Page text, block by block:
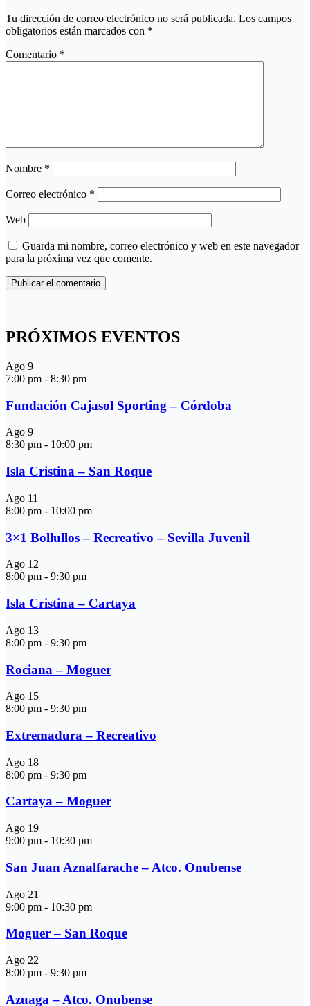
Tu dirección de correo electrónico no será publicada. Los campos
obligatorios están marcados con *
Comentario *
Nombre *
Correo electrónico *
Web
Guarda mi nombre, correo electrónico y web en este navegador
para la próxima vez que comente.
PRÓXIMOS EVENTOS
Ago 9
7:00 pm - 8:30 pm
Fundación Cajasol Sporting – Córdoba
Ago 9
8:30 pm - 10:00 pm
Isla Cristina – San Roque
Ago 11
8:00 pm - 10:00 pm
3×1 Bollullos – Recreativo – Sevilla Juvenil
Ago 12
8:00 pm - 9:30 pm
Isla Cristina – Cartaya
Ago 13
8:00 pm - 9:30 pm
Rociana – Moguer
Ago 15
8:00 pm - 9:30 pm
Extremadura – Recreativo
Ago 18
8:00 pm - 9:30 pm
Cartaya – Moguer
Ago 19
9:00 pm - 10:30 pm
San Juan Aznalfarache – Atco. Onubense
Ago 21
9:00 pm - 10:30 pm
Moguer – San Roque
Ago 22
8:00 pm - 9:30 pm
Azuaga – Atco. Onubense